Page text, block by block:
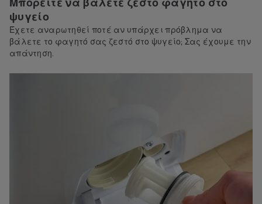
Μπορείτε να βάλετε ζεστό φαγητό στο
ψυγείο
Έχετε αναρωτηθεί ποτέ αν υπάρχει πρόβλημα να
βάλετε το φαγητό σας ζεστό στο ψυγείο; Σας έχουμε την
απάντηση.